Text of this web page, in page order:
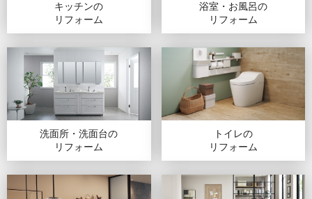
キッチンの
リフォーム
浴室・お風呂の
リフォーム
洗面所・洗面台の
リフォーム
トイレの
リフォーム